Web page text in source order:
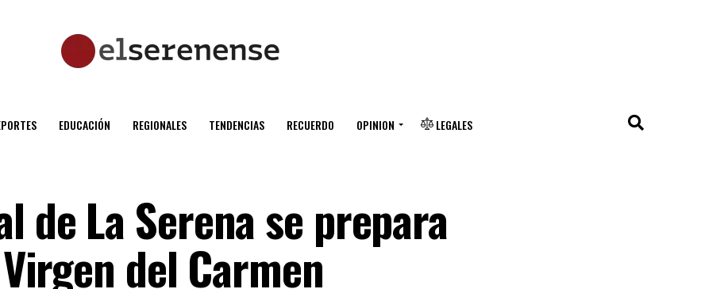
EDUCACIÓN REGIONALES TENDENCIAS RECUERDO OPINION LEGALES
de La Serena se prepara
del Carmen